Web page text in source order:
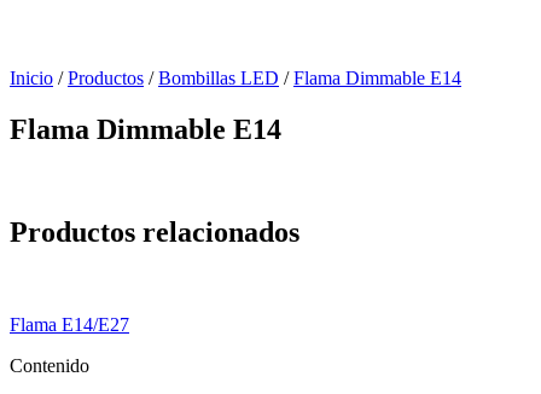
Inicio / Productos / Bombillas LED / Flama Dimmable E14
Flama Dimmable E14
Productos relacionados
Flama E14/E27
Contenido